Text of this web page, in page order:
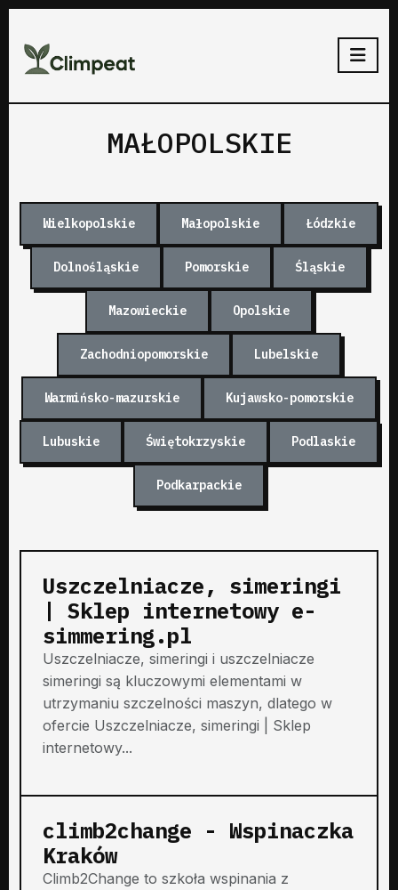
MAŁOPOLSKIE
Wielkopolskie Małopolskie Łódzkie
Dolnośląskie Pomorskie Śląskie
Mazowieckie Opolskie
Zachodniopomorskie Lubelskie
Warmińsko-mazurskie Kujawsko-pomorskie
Lubuskie Świętokrzyskie Podlaskie
Podkarpackie
Uszczelniacze, simeringi
| Sklep internetowy e-
simmering.pl
Uszczelniacze, simeringi i uszczelniacze
simeringi są kluczowymi elementami w
utrzymaniu szczelności maszyn, dlatego w
ofercie Uszczelniacze, simeringi | Sklep
internetowy...
climb2change - Wspinaczka
Kraków
Climb2Change to szkoła wspinania z